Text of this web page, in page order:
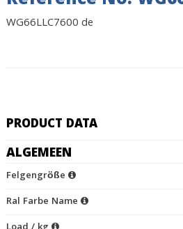
WG66LLC7600 de
PRODUCT DATA
ALGEMEEN
Felgengröße
Ral Farbe Name